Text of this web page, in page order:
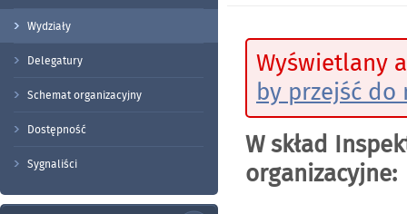
Wydziały
Delegatury
Schemat organizacyjny
Dostępność
Sygnaliści
Wyświetlany
by przejść do
W skład
organizacyjne: